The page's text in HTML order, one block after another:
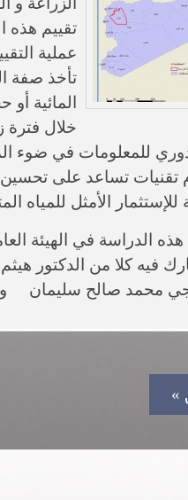
تقييم هذه
عملية
تأخذ صفة
المائية
خلال فترة
للمعلومات في ضوء
تقنيات تساعد على تحسين
للإستثمار الأمثل للمياه
هذه الدراسة في الهيئة
فيه كلا من الدكتور
محمد صالح سليمان